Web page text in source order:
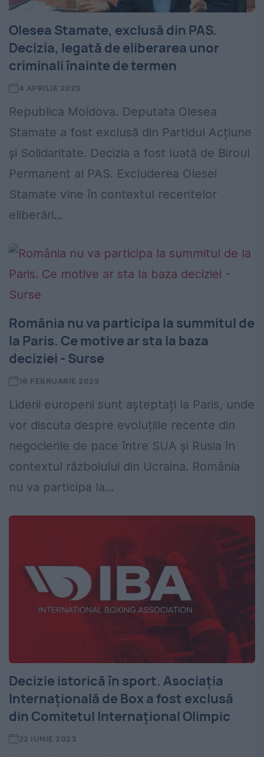
Olesea Stamate, exclusă din PAS.
Decizia, legată de eliberarea unor
criminali înainte de termen
4 APRILIE 2025
Republica Moldova. Deputata Olesea
Stamate a fost exclusă din Partidul Acțiune
și Solidaritate. Decizia a fost luată de Biroul
Permanent al PAS. Excluderea Olesei
Stamate vine în contextul recentelor
eliberări...
România nu va participa la summitul de
la Paris. Ce motive ar sta la baza
deciziei - Surse
16 FEBRUARIE 2025
Liderii europeni sunt așteptați la Paris, unde
vor discuta despre evoluțiile recente din
negocierile de pace între SUA și Rusia în
contextul războiului din Ucraina. România
nu va participa la...
Decizie istorică în sport. Asociația
Internațională de Box a fost exclusă
din Comitetul Internațional Olimpic
22 IUNIE 2023